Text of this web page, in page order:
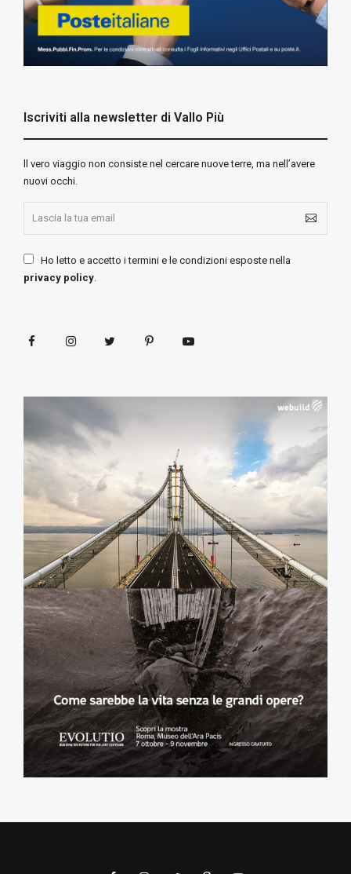
Iscriviti alla newsletter di Vallo Più
ll vero viaggio non consiste nel cercare nuove terre, ma nell’avere
nuovi occhi.
Ho letto e accetto i termini e le condizioni esposte nella
privacy policy